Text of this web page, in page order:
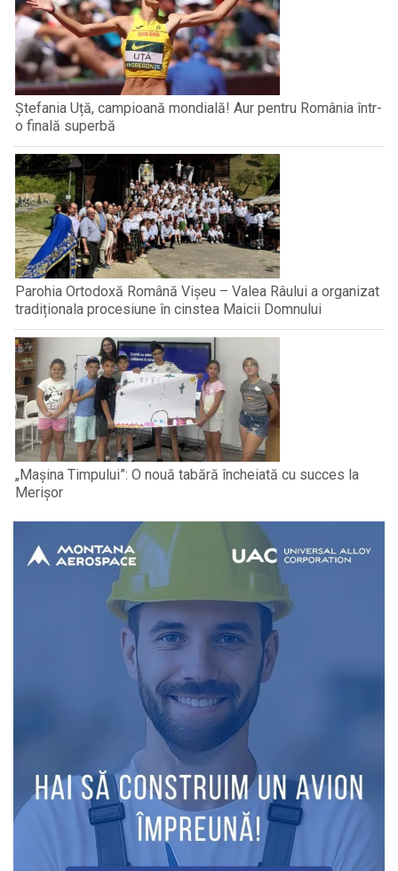
Ștefania Uță, campioană mondială! Aur pentru România într-
o finală superbă
Parohia Ortodoxă Română Vișeu – Valea Râului a organizat
tradiționala procesiune în cinstea Maicii Domnului
„Mașina Timpului”: O nouă tabără încheiată cu succes la
Merișor